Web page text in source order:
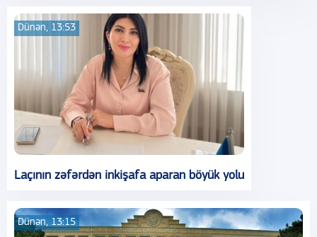
Dünən, 13:53
Laçının zəfərdən inkişafa aparan böyük yolu
Dünən, 13:15